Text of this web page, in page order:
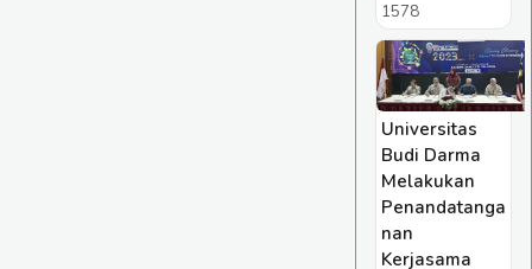
1578
Universitas
Budi Darma
Melakukan
Penandatanga
nan
Kerjasama